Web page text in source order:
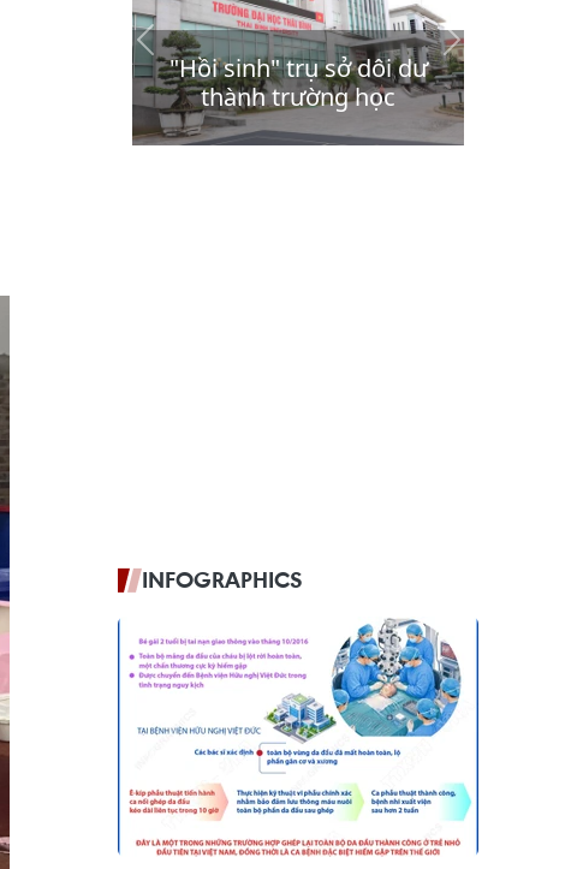
INFOGRAPHICS